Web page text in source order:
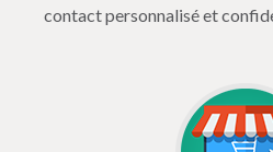
contact personnalisé et